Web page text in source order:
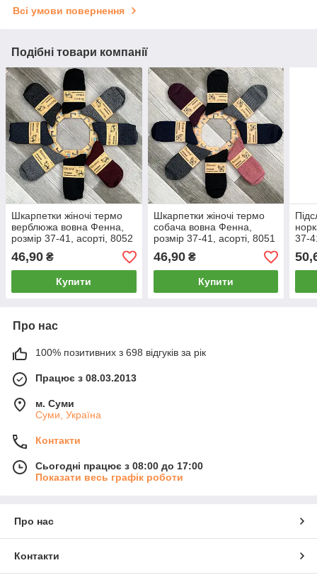
Всі умови повернення
Подібні товари компанії
Шкарпетки жіночі термо
верблюжа вовна Фенна,
розмір 37-41, асорті, 8052
46,90 ₴
Купити
Шкарпетки жіночі термо
собача вовна Фенна,
розмір 37-41, асорті, 8051
46,90₴
Купити
37-
Про нас
100% позитивних з 698 відгуків за рік
Працює з 08.03.2013
м. Суми
Суми, Україна
Контакти
Сьогодні працює з 08:00 до 17:00
Показати весь графік роботи
Про нас
Контакти